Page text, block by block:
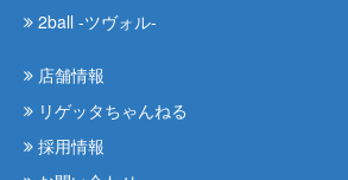
2ball -ツヴォル-
店舗情報
リゲッタちゃんねる
採用情報